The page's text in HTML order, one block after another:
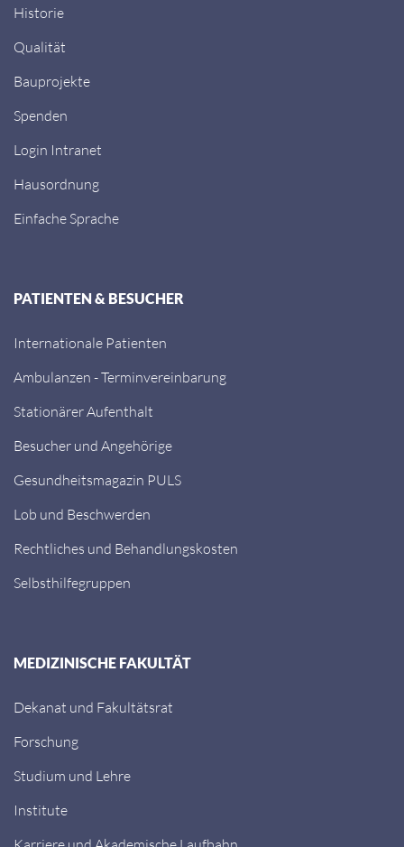
Historie
Qualität
Bauprojekte
Spenden
Login Intranet
Hausordnung
Einfache Sprache
PATIENTEN & BESUCHER
Internationale Patienten
Ambulanzen - Terminvereinbarung
Stationärer Aufenthalt
Besucher und Angehörige
Gesundheitsmagazin PULS
Lob und Beschwerden
Rechtliches und Behandlungskosten
Selbsthilfegruppen
MEDIZINISCHE FAKULTÄT
Dekanat und Fakultätsrat
Forschung
Studium und Lehre
Institute